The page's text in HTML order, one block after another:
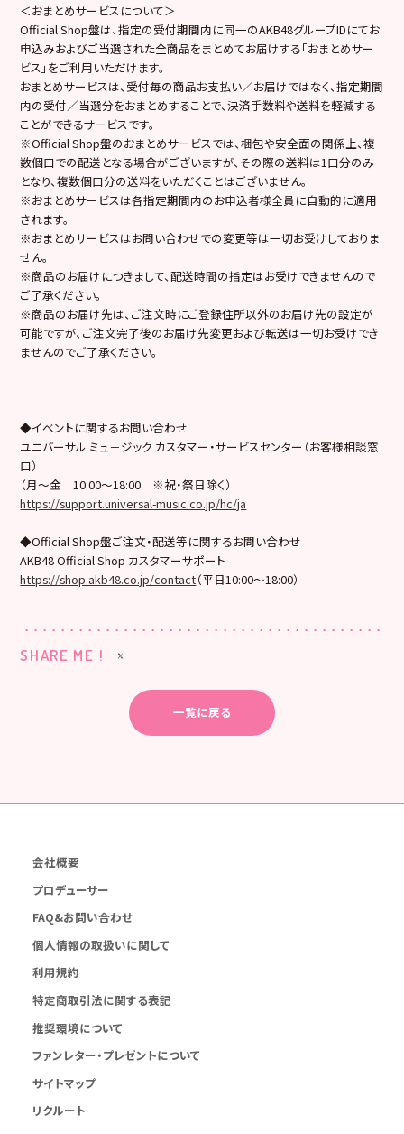
＜おまとめサービスについて＞
Official Shop盤は、指定の受付期間内に同一のAKB48グループIDにてお
申込みおよびご当選された全商品をまとめてお届けする「おまとめサー
ビス」をご利用いただけます。
おまとめサービスは、受付毎の商品お支払い／お届けではなく、指定期間
内の受付／当選分をおまとめすることで、決済手数料や送料を軽減する
ことができるサービスです。
※Official Shop盤のおまとめサービスでは、梱包や安全面の関係上、複
数個口での配送となる場合がございますが、その際の送料は1口分のみ
となり、複数個口分の送料をいただくことはございません。
※おまとめサービスは各指定期間内のお申込者様全員に自動的に適用
されます。
※おまとめサービスはお問い合わせでの変更等は一切お受けしておりま
せん。
※商品のお届けにつきまして、配送時間の指定はお受けできませんので
ご了承ください。
※商品のお届け先は、ご注文時にご登録住所以外のお届け先の設定が
可能ですが、ご注文完了後のお届け先変更および転送は一切お受けでき
ませんのでご了承ください。
◆イベントに関するお問い合わせ
ユニバーサル ミュ－ジック カスタマー・サービスセンター（お客様相談窓
口）
（月～金 10:00～18:00 ※祝・祭日除く）
https://support.universal-music.co.jp/hc/ja
◆Official Shop盤ご注文・配送等に関するお問い合わせ
AKB48 Official Shop カスタマーサポート
https://shop.akb48.co.jp/contact（平日10:00～18:00）
SHARE ME !
一覧に戻る
会社概要
プロデューサー
FAQ&お問い合わせ
個人情報の取扱いに関して
利用規約
特定商取引法に関する表記
推奨環境について
ファンレター・プレゼントについて
サイトマップ
リクルート